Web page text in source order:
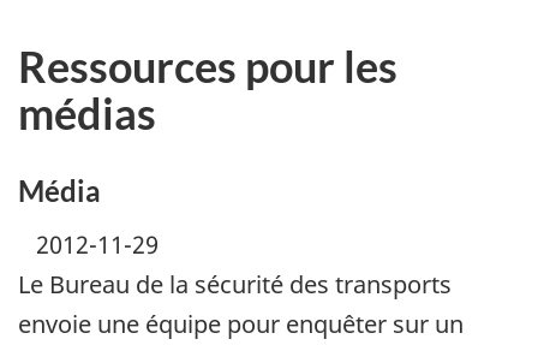
Ressources pour les
médias
Média
2012-11-29
Le Bureau de la sécurité des transports
envoie une équipe pour enquêter sur un